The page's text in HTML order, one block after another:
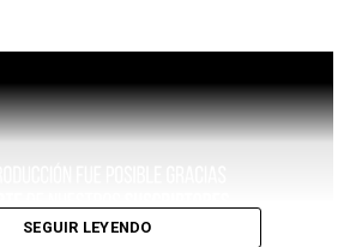
SEGUIR LEYENDO